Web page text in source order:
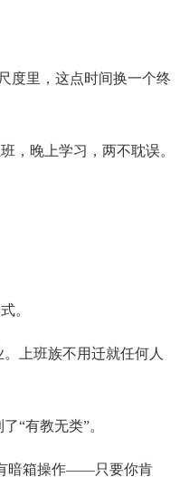
度里，这点时间换一个终
，晚上学习，两不耽误。
。
上班族不用迁就任何人
“有教无类”。
暗箱操作——只要你肯